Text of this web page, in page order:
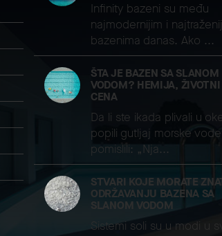
Infinity bazeni su među
najmodernijim i
bazenima danas. Ako ...
ŠTA JE BAZEN SA SLANOM
VODOM? HEMIJA, ŽIVOTNI
CENA
Da li ste ikada plivali u
popili gutljaj morske
pomislili: „Nja...
STVARI KOJE MORATE
ODRŽAVANJU BAZENA SA
SLANOM VODOM
Sistemi soli su u modi u